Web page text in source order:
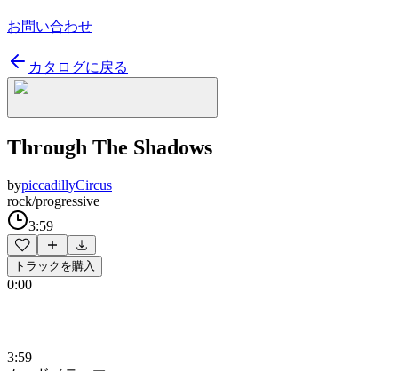
お問い合わせ
カタログに戻る
Through The Shadows
bypiccadillyCircus
rock/progressive
3:59
トラックを購入
0:00
3:59